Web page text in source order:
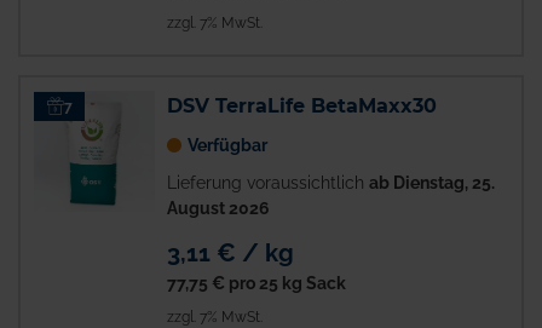
zzgl. 7% MwSt.
7 DSV TerraLife BetaMaxx30
Verfügbar
Lieferung voraussichtlich ab Dienstag, 25.
August 2026
3,11 € / kg
77,75 € pro 25 kg Sack
zzgl. 7% MwSt.